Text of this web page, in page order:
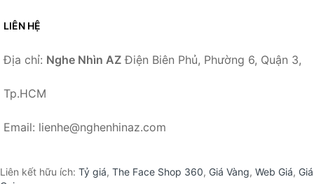
LIÊN HỆ
Địa chỉ: Nghe Nhìn AZ Điện Biên Phủ, Phường 6, Quận 3,
Tp.HCM
Email: lienhe@nghenhinaz.com
Liên kết hữu ích: Tỷ giá, The Face Shop 360, Giá Vàng, Web Giá, Giá